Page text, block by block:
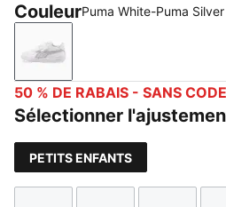
CouleurPuma White-Puma Silver
Puma White-Puma Silver
50 % DE RABAIS - SANS CODE
Sélectionner
PETITS ENFANTS